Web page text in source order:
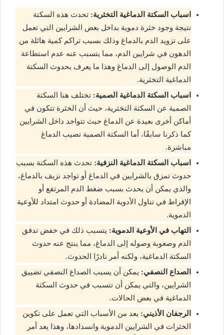
اسباب السكتة الدماغية التخثرية: تحدث هذه السكتة
نتيجة وجود خثرة دموية بداخل بعض الشرايين التي تعمل
على تزويد الدم بالدماغ وذلك بسبب تراكم كمية هائلة من
الدهون في شرايين الدم، مما يتسبب عنه عدم استطاعة
الدم الوصول إلى الدماغ وهذا ما يعرف بحدوث السكتة
الدماغية التخثرية.
اسباب السكتة الدماغية الصمية: تختلف هنا السكتة
الصمية عن السكتة التخثرية، حيث أن الخثرة تتكون في
أماكن أخرى بعيدة عن الدماغ حيث تتواجد داخل الشرايين
كما ذكرنا سابقًا، أما السكتة الصمية تصيب الدماغ
مباشرة.
اسباب السكتة الدماغية النزفية: تحدث هذه السكتة بسبب
حدوث تمزق بالشرايين في الدماغ أو تواجد نزيف بالدماغ،
والذي يمكن أن يحدث بسبب ضغط الدم المرتفع أو
الإفراط في تناول الأدوية المضادة أو حدوث امتداد للأوعية
الدموية.
التهاب في الأوعية الدموية: يتسبب ذلك في خفض تدفق
الدم وصعوبة وصوله إلى الدماغ، مما ينتج عنه حدوث
السكتة الدماغية، ولكنه أمر نادرًا الحدوث.
الصداع النصفي: يمكن أن يسبب الصداع النصفي تضييق
الشرايين، والتي يمكن أن تتسبب في حدوث السكتة
الدماغية في بعض الحالات.
الرجفان الأذيني: يعد من الأسباب التي تعمل على تكوين
الخثرات في الشرايين الدموية وانسدادها، وهذا يعد أمر